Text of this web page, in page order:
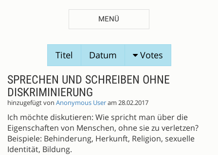
MENÜ
SESSIONVORSCHLÄGE
Titel Datum Votes
SPRECHEN UND SCHREIBEN OHNE
DISKRIMINIERUNG
hinzugefügt von Anonymous Useram 28.02.2017
Ich möchte diskutieren: Wie spricht man über die
Eigenschaften von Menschen, ohne sie zu verletzen?
Beispiele: Behinderung, Herkunft, Religion, sexuelle
Identität, Bildung.